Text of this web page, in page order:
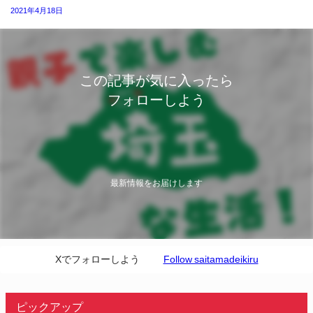
2021年4月18日
この記事が気に入ったら
フォローしよう
最新情報をお届けします
Xでフォローしよう Follow saitamadeikiru
ピックアップ